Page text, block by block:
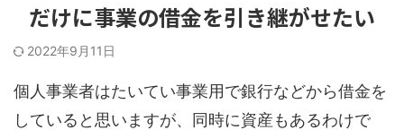
だけに事業の借金を引き継がせたい
2022年9月11日
個人事業者はたいてい事業用で銀行などから借金を
していると思いますが、同時に資産もあるわけで